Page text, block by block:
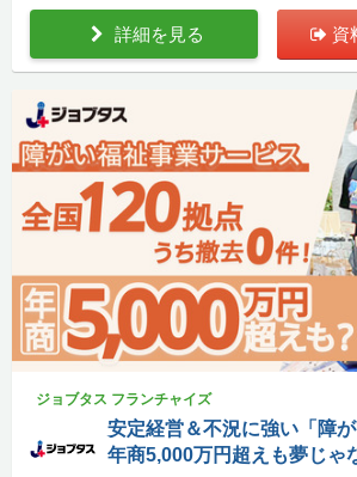
詳細を見る 資
ジョブタス フランチャイズ
安定経営＆不況に強い「障
年商5,000万円超えも夢じゃ